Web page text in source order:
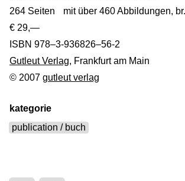
264 Sei­ten mit über 460 Abbil­dun­gen,
€ 29,—
ISBN 978–3‑936826–56‑2
Gut­leut Ver­lag, Frank­furt am Main
© 2007 gut­leut verlag
kategorie
publication / buch